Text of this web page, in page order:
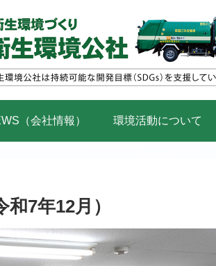
（会社情報） 環境活動について
7年12月）